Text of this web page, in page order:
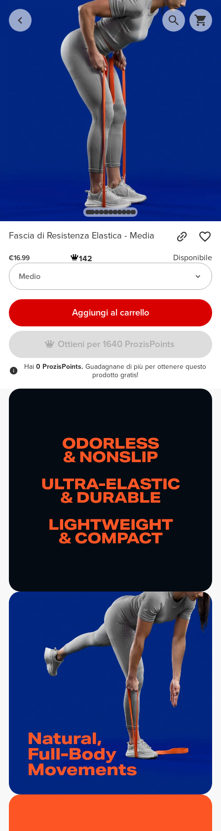
Fascia di Resistenza Elastica - Media
€16.99 142
Disponibile
Medio
Aggiungi al carrello
Ottieni per 1640 ProzisPoints
Hai 0 ProzisPoints. Guadagnane di più per ottenere questo
prodotto gratis!